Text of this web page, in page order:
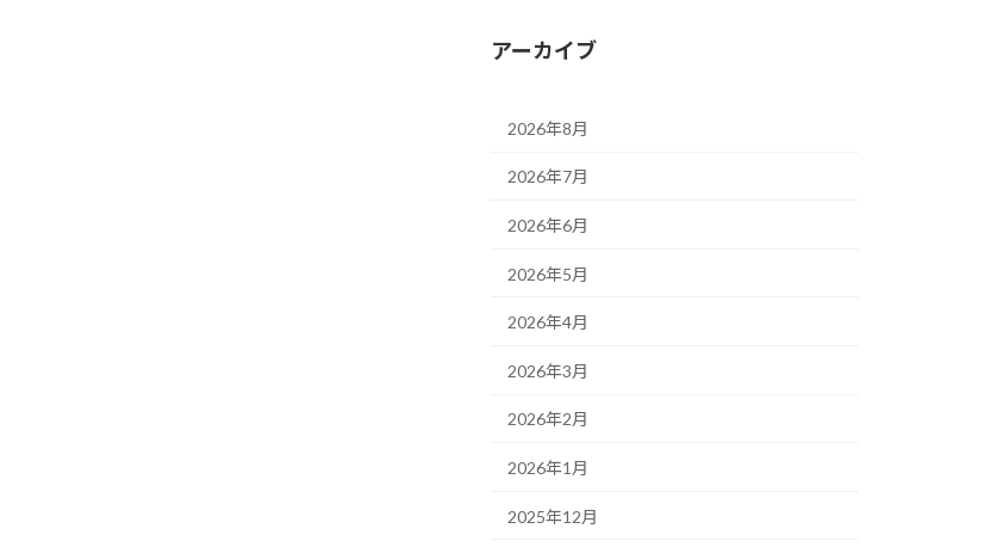
アーカイブ
2026年8月
2026年7月
2026年6月
2026年5月
2026年4月
2026年3月
2026年2月
2026年1月
2025年12月